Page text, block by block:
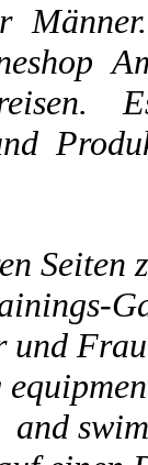
Seiten
und
and